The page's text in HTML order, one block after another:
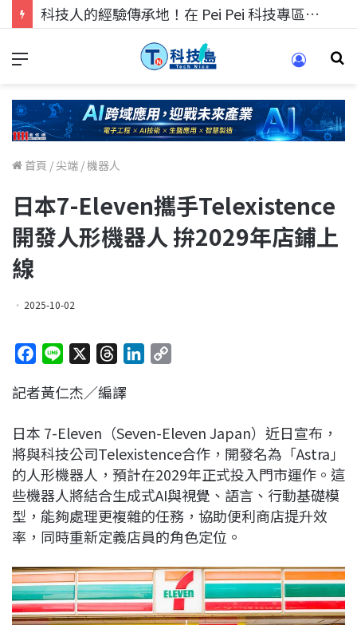
科技人的經驗傳承地！在 Pei Pei 科技專區，與學弟妹交流最硬核的技術
首頁 /尖端 /機器人
日本7-Eleven攜手Telexistence
開發人形機器人 拚2029年店鋪上
線
2025-10-02
c
b
o
o
k
n
r
a
d
s
e
d
I
n
L
i
n
k
記者黃仁杰／編譯
日本 7-Eleven（Seven-Eleven Japan）近日宣布，
將與科技公司Telexistence合作，開發名為「Astra」
的人形機器人，預計在2029年正式投入門市運作。這
些機器人將結合生成式AI與視覺、語言、行動基礎模
型，能夠處理更複雜的任務，協助便利商店提升效
率，同時重新定義店員的角色定位。